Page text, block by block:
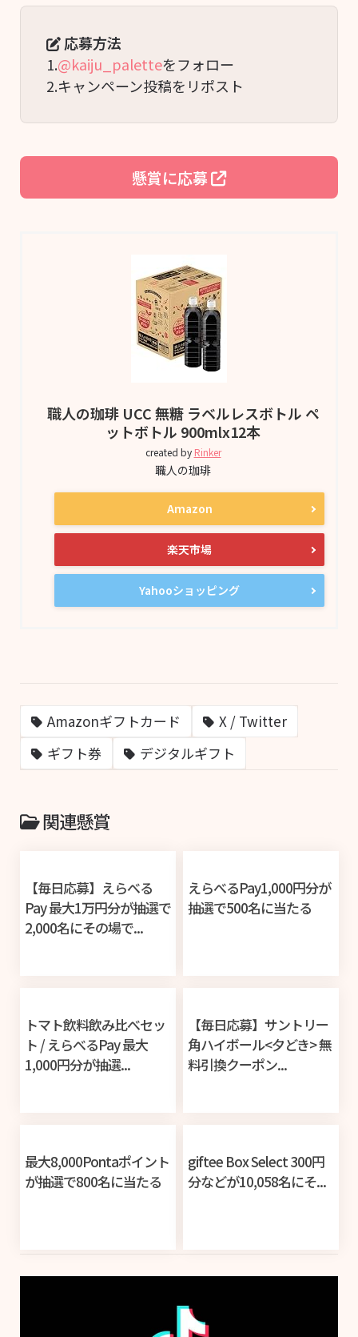
応募方法
1.@kaiju_paletteをフォロー
2.キャンペーン投稿をリポスト
懸賞に応募
職人の珈琲 UCC 無糖 ラベルレスボトル ペ
ットボトル 900mlx12本
created by Rinker
職人の珈琲
Amazon
楽天市場
Yahooショッピング
Amazonギフトカード
X / Twitter
ギフト券
デジタルギフト
関連懸賞
【毎日応募】えらべる
Pay 最大1万円分が抽選で
2,000名にその場で...
えらべるPay1,000円分が
抽選で500名に当たる
トマト飲料飲み比べセッ
ト / えらべるPay 最大
1,000円分が抽選...
【毎日応募】サントリー
角ハイボール<夕どき> 無
料引換クーポン...
最大8,000Pontaポイント
が抽選で800名に当たる
giftee Box Select 300円
分などが10,058名にそ...